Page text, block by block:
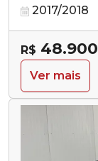
2017/2018
R$ 48.900
Ver mais